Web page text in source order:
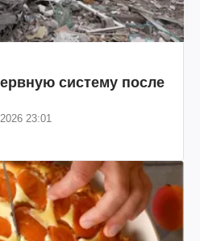
систему после
23:01